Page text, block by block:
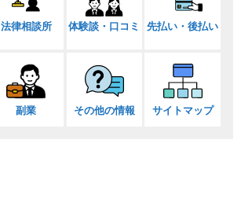
法律相談所 体験談・口コミ 先払い・後払い
副業 その他の情報 サイトマップ